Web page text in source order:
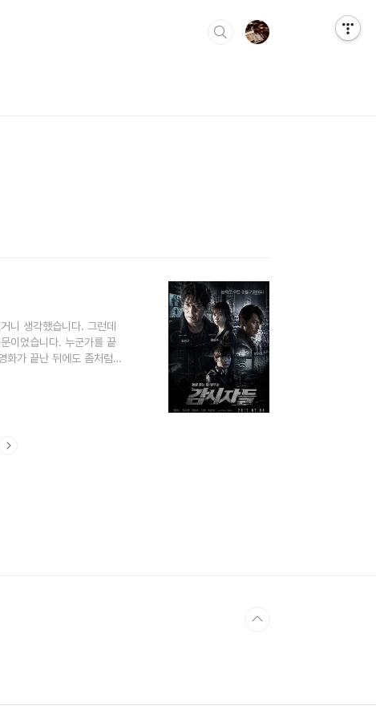
니 생각했습니다. 그런데
이었습니다. 누군가를 끝
화가 끝난 뒤에도 좀처럼
? 저는 있습니다. 그리